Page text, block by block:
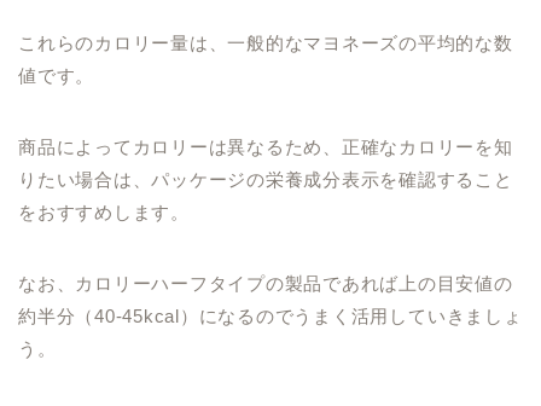
これらのカロリー量は、一般的なマヨネーズの平均的な数
値です。
商品によってカロリーは異なるため、正確なカロリーを知
りたい場合は、パッケージの栄養成分表示を確認すること
をおすすめします。
なお、カロリーハーフタイプの製品であれば上の目安値の
約半分（40-45kcal）になるのでうまく活用していきましょ
う。